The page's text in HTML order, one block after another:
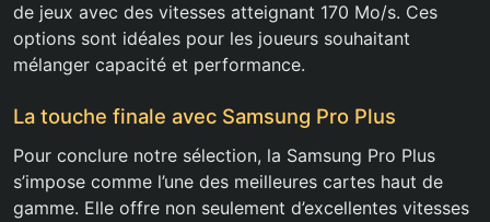
de jeux avec des vitesses atteignant 170 Mo/s. Ces
options sont idéales pour les joueurs souhaitant
mélanger capacité et performance.
La touche finale avec Samsung Pro Plus
Pour conclure notre sélection, la Samsung Pro Plus
s’impose comme l’une des meilleures cartes haut de
gamme. Elle offre non seulement d’excellentes vitesses